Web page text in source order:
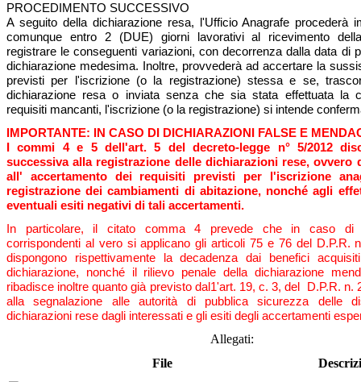
PROCEDIMENTO SUCCESSIVO
A seguito della dichiarazione resa, l'Ufficio Anagrafe procederà
comunque entro 2 (DUE) giorni lavorativi al ricevimento
registrare le conseguenti variazioni, con decorrenza dalla data di
dichiarazione medesima. Inoltre, provvederà ad accertare la
previsti per l'iscrizione (o la registrazione) stessa e se,
dichiarazione resa o inviata senza che sia stata effettuata la
requisiti mancanti, l'iscrizione (o la registrazione) si intende
IMPORTANTE: IN CASO DI DICHIARAZIONI FALSE E
I commi 4 e 5 dell'art. 5 del decreto-legge n° 5/2012
successiva alla registrazione delle dichiarazioni rese, ovvero
all' accertamento dei requisiti previsti per l'iscrizione
registrazione dei cambiamenti di abitazione, nonché agli
eventuali esiti negativi di tali accertamenti.
In particolare, il citato comma 4 prevede che in caso di
corrispondenti al vero si applicano gli articoli 75 e 76 del D.P.R.
dispongono rispettivamente la decadenza dai benefici
dichiarazione, nonché il rilievo penale della dichiarazione
ribadisce inoltre quanto già previsto dal1'art. 19, c. 3, del D.P.R. n.
alla segnalazione alle autorità di pubblica sicurezza delle
dichiarazioni rese dagli interessati e gli esiti degli accertamenti
Allegati:
File